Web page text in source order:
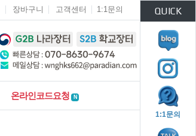
QUICK
1:1문의
장바구니 고객센터 1:1문의
온라인코드요청 N